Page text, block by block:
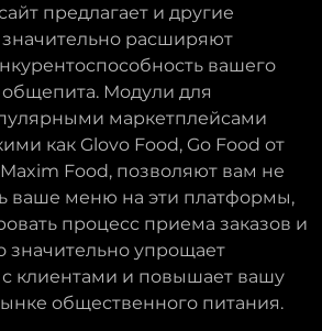
предлагает и другие
расширяют
вашего
Модули для
маркетплейсами
как Glovo Food, Go Food от
Food, позволяют вам не
ваше меню на эти платформы,
процесс приема заказов и
значительно упрощает
клиентами и повышает вашу
общественного питания.